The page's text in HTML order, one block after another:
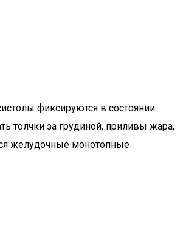
фиксируются в состоянии
толчки за грудиной, приливы жара,
желудочные монотопные